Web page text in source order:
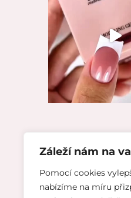
Záleží nám na
Pomocí cookies
nabízíme na míru
INFO